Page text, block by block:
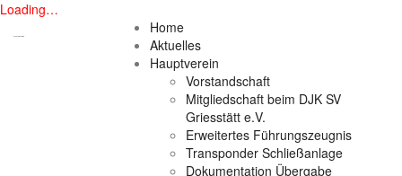
Loading…
Home
Aktuelles
Hauptverein
Vorstandschaft
Mitgliedschaft beim DJK SV
Griesstätt e.V.
Erweitertes Führungszeugnis
Transponder Schließanlage
Dokumentation Übergabe